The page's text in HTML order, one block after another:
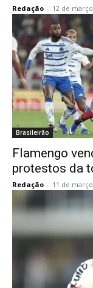
Redação - 12 de
Brasileirão
Flamengo
protestos da
Redação - 11 de